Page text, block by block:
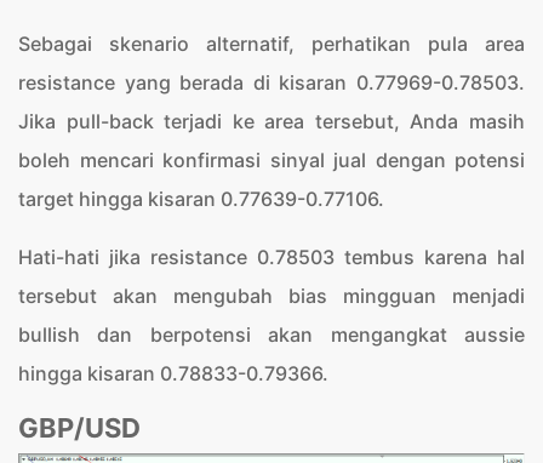
Sebagai skenario alternatif, perhatikan pula area
resistance yang berada di kisaran 0.77969-0.78503.
Jika pull-back terjadi ke area tersebut, Anda masih
boleh mencari konfirmasi sinyal jual dengan potensi
target hingga kisaran 0.77639-0.77106.
Hati-hati jika resistance 0.78503 tembus karena hal
tersebut akan mengubah bias mingguan menjadi
bullish dan berpotensi akan mengangkat aussie
hingga kisaran 0.78833-0.79366.
GBP/USD